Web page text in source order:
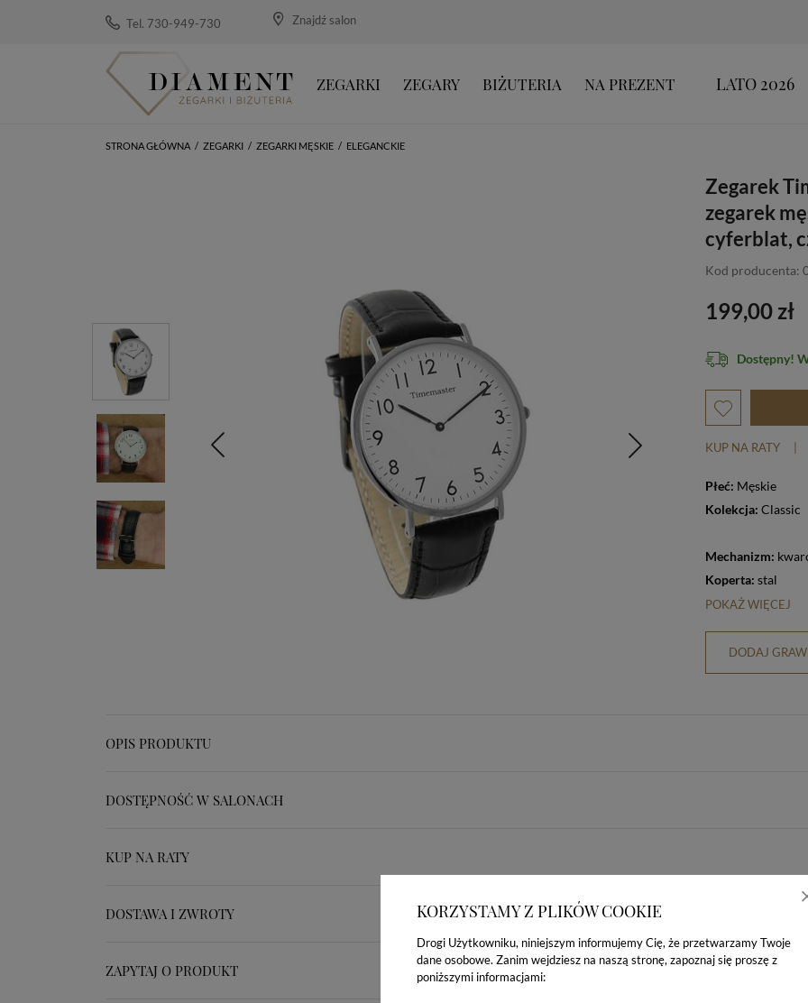
KORZYSTAMY Z PLIKÓW COOKIE
Drogi Użytkowniku, niniejszym informujemy Cię, że przetwarzamy Twoje
dane osobowe. Zanim wejdziesz na naszą stronę, zapoznaj się proszę z
poniższymi informacjami:
Tel. 730-949-730 Znajdź salon
ZEGARKI ZEGARY BIŻUTERIA NA PREZENT LATO 2026
STRONA GŁÓWNA / ZEGARKI / ZEGARKI MĘSKIE / ELEGANCKIE
Zegarek
zegarek
cyferblat,
Kod producenta:
199,00 zł
Dostępny!
KUP NA RATY
Płeć: Męskie
Kolekcja: Classic
Mechanizm:
Koperta: stal
POKAŻ WIĘCEJ
DODAJ
OPIS PRODUKTU
DOSTĘPNOŚĆ W SALONACH
KUP NA RATY
DOSTAWA I ZWROTY
ZAPYTAJ O PRODUKT